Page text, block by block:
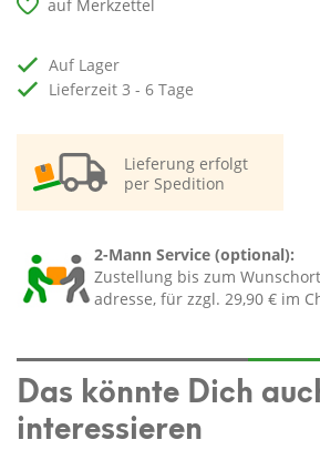
auf Merkzettel
auf Lager
Lieferzeit 3 - 6 Tage
Lieferung erfolgt
per Spedition
2-Mann Service (optional):
Zustellung bis zum
adresse, für zzgl. 29,90 € im
Das könnte Dich
interessieren